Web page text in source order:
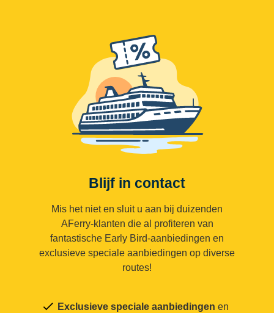
Blijf in contact
Mis het niet en sluit u aan bij duizenden
AFerry-klanten die al profiteren van
fantastische Early Bird-aanbiedingen en
exclusieve speciale aanbiedingen op diverse
routes!
Exclusieve speciale aanbiedingen en